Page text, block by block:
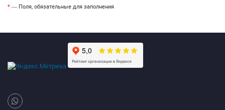
* — Поля, обязательные для заполнения